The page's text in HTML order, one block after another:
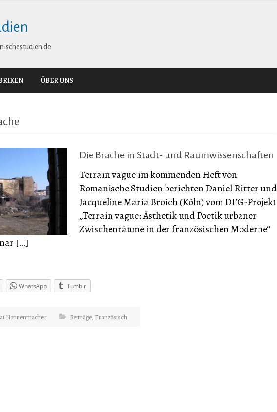
ÜBER UNS
Die Brache in Stadt- und Raumwissenschaften
Terrain vague im kommenden Heft von
Romanische Studien berichten Daniel Ritter und
Jacqueline Maria Broich (Köln) vom DFG-Projekt
„Terrain vague: Ästhetik und Poetik urbaner
Zwischenräume in der französischen Moderne“
[…]
WhatsApp Tumblr
Nonnenmacher Beiträge, Französisch